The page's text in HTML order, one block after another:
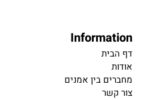
Information
דף הבית
אודות
מחברים בין אמנים
צור קשר